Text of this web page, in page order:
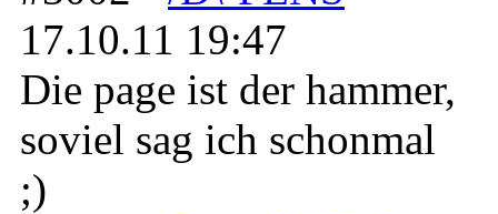
17.10.11 19:47
Die page ist der hammer,
soviel sag ich schonmal
;)